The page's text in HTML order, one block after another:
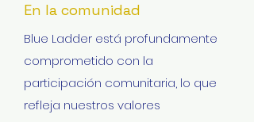
En la comunidad
​Blue Ladder está profundamente
comprometido con la
participación comunitaria, lo que
refleja nuestros valores